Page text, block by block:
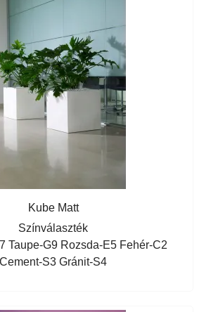
Kube Matt
Színválaszték
Taupe-G9 Rozsda-E5 Fehér-C2
Cement-S3Gránit-S4